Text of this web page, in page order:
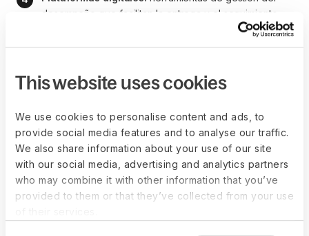
This website uses cookies
We use cookies to personalise content and ads, to
provide social media features and to analyse our traffic.
We also share information about your use of our site
with our social media, advertising and analytics partners
who may combine it with other information that you’ve
provided to them or that they’ve collected from your use
desempeño que facilitan la entrega y el seguimiento
desarrollo profesional.
Desafíos al implementar
un sistema de
retroalimentación